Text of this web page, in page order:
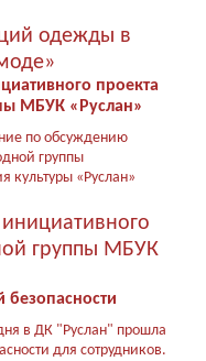
проекта
МБУК «Руслан»
по обсуждению
группы
культуры «Руслан»
в ДК "Руслан" прошла
для сотрудников.